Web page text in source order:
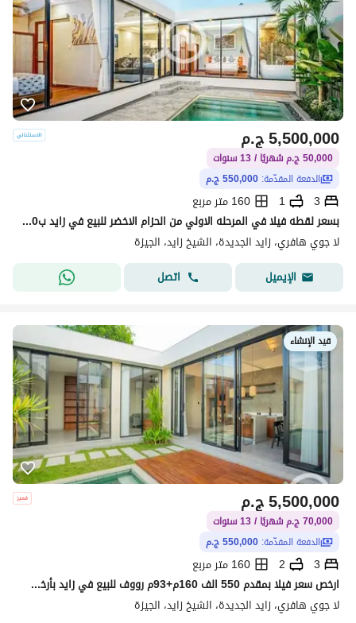
ج.م5,500,000
50,000 ج.م شهريًا / 13 سنوات
الدفعة المقدّمة: 550,000 ج.م
3
1
160 متر مربع
بسعر لقطه فيلا في المرحله الاولي من الحزام الاخضر للبيع في زايد ب550 الف مقدم 160م+93م رروف بأرخص قسط شهري
لا جوي هافري، زايد الجديدة، الشيخ زايد، الجيزة
الإيميل
اتصل
قيد الإنشاء
ج.م5,500,000
70,000 ج.م شهريًا / 13 سنوات
الدفعة المقدّمة: 550,000 ج.م
3
2
160 متر مربع
ارخص سعر فيلا بمقدم 550 الف 160م+93م رووف للبيع في زايد بأرخص سعر واقل قسط شهري
لا جوي هافري، زايد الجديدة، الشيخ زايد، الجيزة